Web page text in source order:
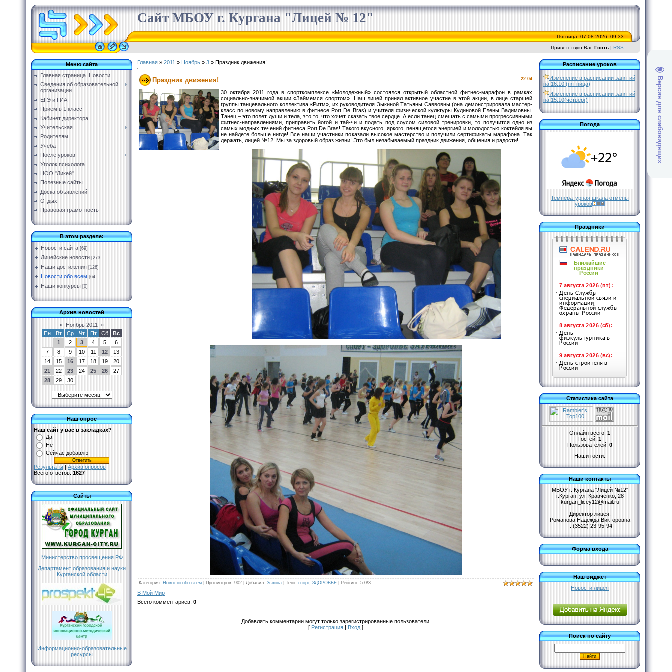
Версия для слабовидящих
Сайт МБОУ г. Кургана "Лицей № 12"
Пятница, 07.08.2026, 09:33
Приветствую Вас Гость | RSS
Меню сайта
Главная страница. Новости
Сведения об образовательной
организации
ЕГЭ и ГИА
Приём в 1 класс
Кабинет директора
Учительская
Родителям
Учёба
После уроков
Уголок психолога
НОО "Ликей"
Полезные сайты
Доска объявлений
Отдых
Правовая грамотность
В этом разделе:
Новости сайта [69]
Лицейские новости [273]
Наши достижения [126]
Новости обо всем [64]
Наши конкурсы [0]
Архив новостей
« Ноябрь 2011
»
Пн
Вт Ср Чт Пт Сб
Вс
1
2 3 4 5
6
7
8 9 10 11 12
13
14
15 16 17 18 19
20
21
22 23 24 25 26
27
28
29 30
Наш опрос
Наш сайт у вас в закладках?
Да
Нет
Сейчас добавлю
Результаты | Архив опросов
Всего ответов: 1627
Сайты
Министерство просвещения РФ
Департамент образования и науки
Курганской области
Информационно-образовательные
ресурсы
Главная » 2011 » Ноябрь » 3 » Праздник движения!
22:04
Праздник движения!
30 октября 2011 года в спорткомплексе «Молодежный» состоялся открытый областной фитнес-марафон в рамках
социально-значимой акции «Займемся спортом». Наш лицей принял активное участие в этой акции, в лице старшей
группы танцевального коллектива «Ритм», их руководителя Зыкиной Татьяны Саввовны (она демонстрировала мастер-
класс по новому направлению в фитнесе Port De Bras) и учителя физической культуры Кудиновой Елены Вадимовны.
Танец – это полет души и тела, это то, что хочет сказать твое сердце. А если танец смешать с самыми прогрессивными
фитнес-направлениями, приправить йогой и тай-чи и подать под соусом силовой тренировки, то получится одно из
самых модных течений фитнеса Port De Bras! Такого вкусного, яркого, пенящегося энергией и молодостью коктейля вы
не найдете больше нигде! Все наши участники показали высокое мастерство и получили сертификаты марафона. Так
держать, лицей №12! Мы за здоровый образ жизни! Это был незабываемый праздник движения, общения и радости!
Категория: Новости обо всем Просмотров: 902 | Добавил: Зыкина Теги: спорт, ЗДОРОВЬЕ Рейтинг: 5.0/3
В Мой Мир
Всего комментариев: 0
Добавлять комментарии могут только зарегистрированные пользователи.
[ Регистрация | Вход ]
Расписание уроков
Изменение в расписании занятий
на 16.10 (пятница)
Изменение в расписании занятий
на 15.10(четверг)
Погода
Температурная шкала отмены
уроков
Праздники
Статистика сайта
Онлайн всего: 1
Гостей: 1
Пользователей: 0
Наши гости:
Наши контакты
МБОУ г. Кургана "Лицей №12"
г.Курган, ул. Кравченко, 28
kurgan_licey12@mail.ru
Директор лицея:
Романова Надежда Викторовна
т. (3522) 23-95-94
Форма входа
Наш виджет
Новости лицея
Поиск по сайту